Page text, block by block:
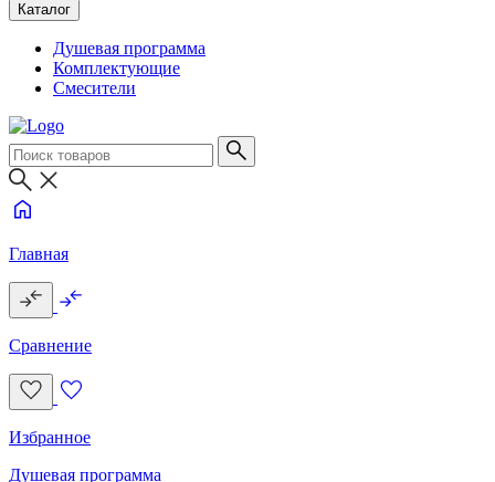
Каталог
Душевая программа
Комплектующие
Смесители
Главная
Сравнение
Избранное
Душевая программа